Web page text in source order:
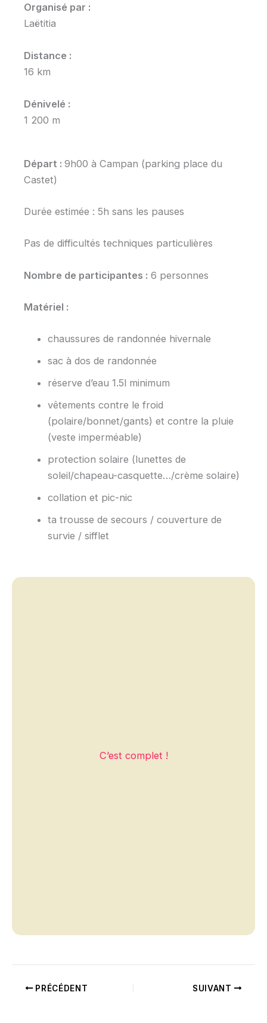
Organisé par :
Laëtitia
Distance :
16 km
Dénivelé :
1 200 m
Départ : 9h00 à Campan (parking place du
Castet)
Durée estimée : 5h sans les pauses
Pas de difficultés techniques particulières
Nombre de participantes : 6 personnes
Matériel :
chaussures de randonnée hivernale
sac à dos de randonnée
réserve d’eau 1.5l minimum
vêtements contre le froid
(polaire/bonnet/gants) et contre la pluie
(veste imperméable)
protection solaire (lunettes de
soleil/chapeau-casquette…/crème solaire)
collation et pic-nic
ta trousse de secours / couverture de
survie / sifflet
C’est complet !
PRÉCÉDENT SUIVANT